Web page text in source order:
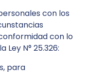
con los
con lo
Ley N° 25.326:
para